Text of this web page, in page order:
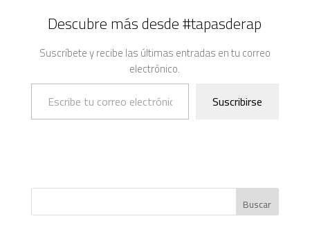
Descubre más desde #tapasderap
Suscríbete y recibe las últimas entradas en tu correo
electrónico.
Escribe tu correo electrónico…
Suscribirse